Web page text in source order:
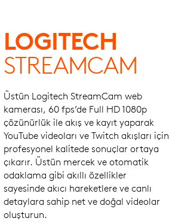
LOGITECH
STREAMCAM
Üstün Logitech StreamCam web
kamerası, 60 fps’de Full HD 1080p
çözünürlük ile akış ve kayıt yaparak
YouTube videoları ve Twitch akışları için
profesyonel kalitede sonuçlar ortaya
çıkarır. Üstün mercek ve otomatik
odaklama gibi akıllı özellikler
sayesinde akıcı hareketlere ve canlı
detaylara sahip net ve doğal videolar
oluşturun.